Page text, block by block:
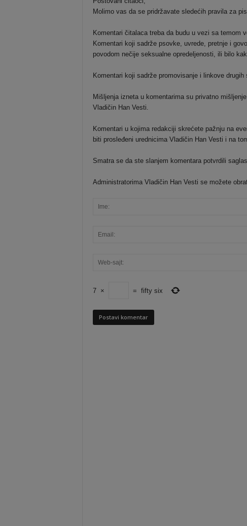
Molimo vas da se pridržavate sledećih pravila za
Komentari čitalaca treba da budu u vezi sa temom
Komentari koji sadrže psovke, uvrede, pretnje i
povodom nečije seksualne opredeljenosti, ili bilo
Komentari koji sadrže promovisanje i linkove
Mišljenja izneta u komentarima su privatno
Vladičin Han Vesti.
Komentari u kojima redakciji skrećete pažnju na
biti prosleđeni urednicima Vladičin Han Vesti i na
Smatra se da ste slanjem komentara potvrdili
Administratorima Vladičin Han Vesti se možete
7 × = fifty six